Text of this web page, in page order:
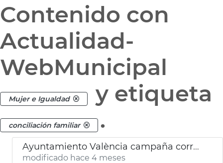
Contenido con
Actualidad-
WebMunicipal
Mujer e Igualdad y etiqueta
conciliación familiar .
Ayuntamiento València campaña corresponsabilidad conciliación familiar
modificado hace 4 meses